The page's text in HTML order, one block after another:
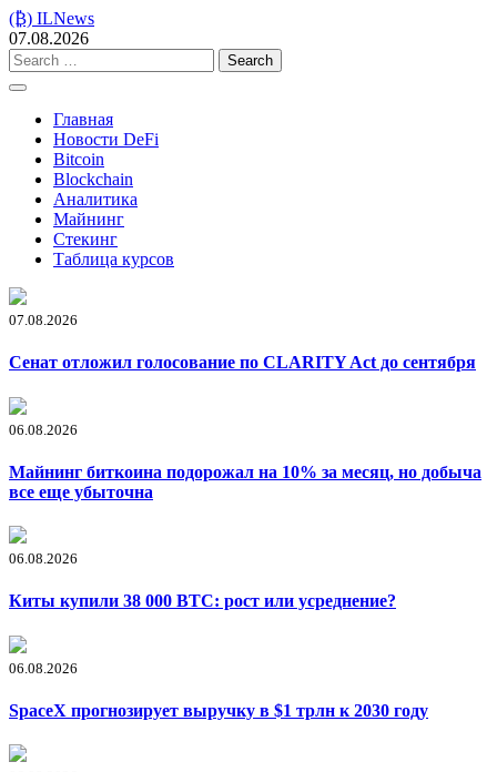
Skip
to
content
(₿) ILNews
07.08.2026
Search
for:
Главная
Новости DeFi
Bitcoin
Blockchain
Аналитика
Майнинг
Стекинг
Таблица курсов
07.08.2026
Сенат отложил голосование по CLARITY Act до сентября
06.08.2026
Майнинг биткоина подорожал на 10% за месяц, но добыча
все еще убыточна
06.08.2026
Киты купили 38 000 BTC: рост или усреднение?
06.08.2026
SpaceX прогнозирует выручку в $1 трлн к 2030 году